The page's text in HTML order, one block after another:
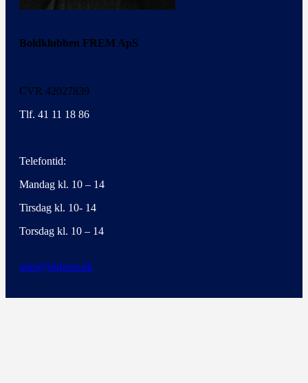
Boldklubben FREM ApS
CVR 42027839
Tlf. 41 11 18 86
Telefontid:
Mandag kl. 10 – 14
Tirsdag kl. 10- 14
Torsdag kl. 10 – 14
adm@bkfrem.dk